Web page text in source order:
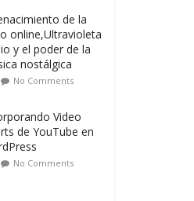
de la
online,Ultravioleta
y el poder de la
nostálgica
No Comments
Video
de YouTube en
No Comments